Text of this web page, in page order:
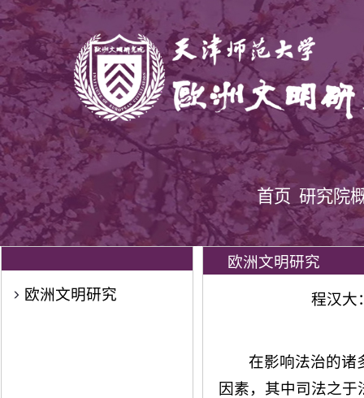
首页 研究院
欧洲文明研究
欧洲文明研究
程汉大
在影响法治的诸
因素，其中司法之